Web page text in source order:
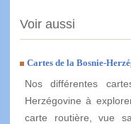
Voir aussi
Cartes de la Bosnie-
Nos différentes
Herzégovine à
carte routière, vue